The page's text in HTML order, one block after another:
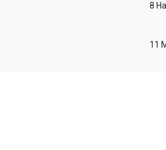
8
11